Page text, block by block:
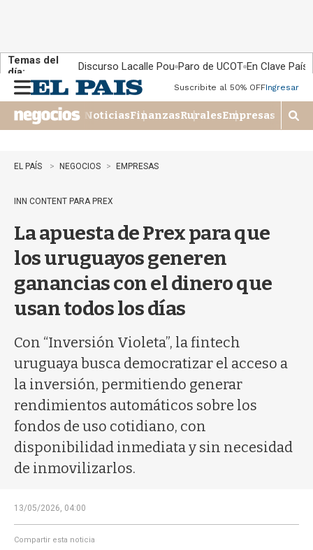
Temas del
día:
Discurso Lacalle Pou Paro de UCOT En Clave País
n
u
Suscribite al 50% OFFIngresar
NoticiasFinanzasRuralesEmpresas
M
o
EL PAÍS NEGOCIOS EMPRESAS
INN CONTENT PARA PREX
La apuesta de Prex para que
los uruguayos generen
ganancias con el dinero que
usan todos los días
Con “Inversión Violeta”, la fintech
uruguaya busca democratizar el acceso a
la inversión, permitiendo generar
rendimientos automáticos sobre los
fondos de uso cotidiano, con
disponibilidad inmediata y sin necesidad
de inmovilizarlos.
13/05/2026, 04:00
Compartir esta noticia